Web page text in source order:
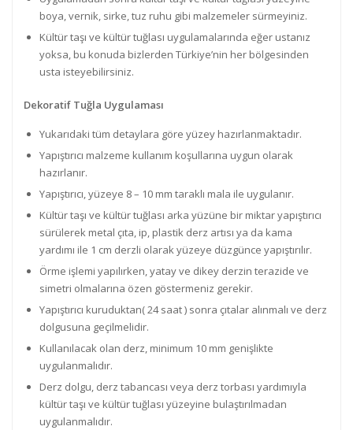
boya, vernik, sirke, tuz ruhu gibi malzemeler sürmeyiniz.
Kültür taşı ve kültür tuğlası uygulamalarında eğer ustanız
yoksa, bu konuda bizlerden Türkiye’nin her bölgesinden
usta isteyebilirsiniz.
Dekoratif Tuğla Uygulaması
Yukarıdaki tüm detaylara göre yüzey hazırlanmaktadır.
Yapıştırıcı malzeme kullanım koşullarına uygun olarak
hazırlanır.
Yapıştırıcı, yüzeye 8 – 10 mm taraklı mala ile uygulanır.
Kültür taşı ve kültür tuğlası arka yüzüne bir miktar yapıştırıcı
sürülerek metal çıta, ip, plastik derz artısı ya da kama
yardımı ile 1 cm derzli olarak yüzeye düzgünce yapıştırılır.
Örme işlemi yapılırken, yatay ve dikey derzin terazide ve
simetri olmalarına özen göstermeniz gerekir.
Yapıştırıcı kuruduktan( 24 saat ) sonra çıtalar alınmalı ve derz
dolgusuna geçilmelidir.
Kullanılacak olan derz, minimum 10 mm genişlikte
uygulanmalıdır.
Derz dolgu, derz tabancası veya derz torbası yardımıyla
kültür taşı ve kültür tuğlası yüzeyine bulaştırılmadan
uygulanmalıdır.